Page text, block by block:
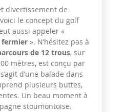
divertissement de
le concept du golf
aussi appeler «
fermier ». N’hésitez pas à
de 12 trous, sur
mètres, est conçu par
d’une balade dans
plusieurs buttes,
Un beau moment à
stoumontoise.